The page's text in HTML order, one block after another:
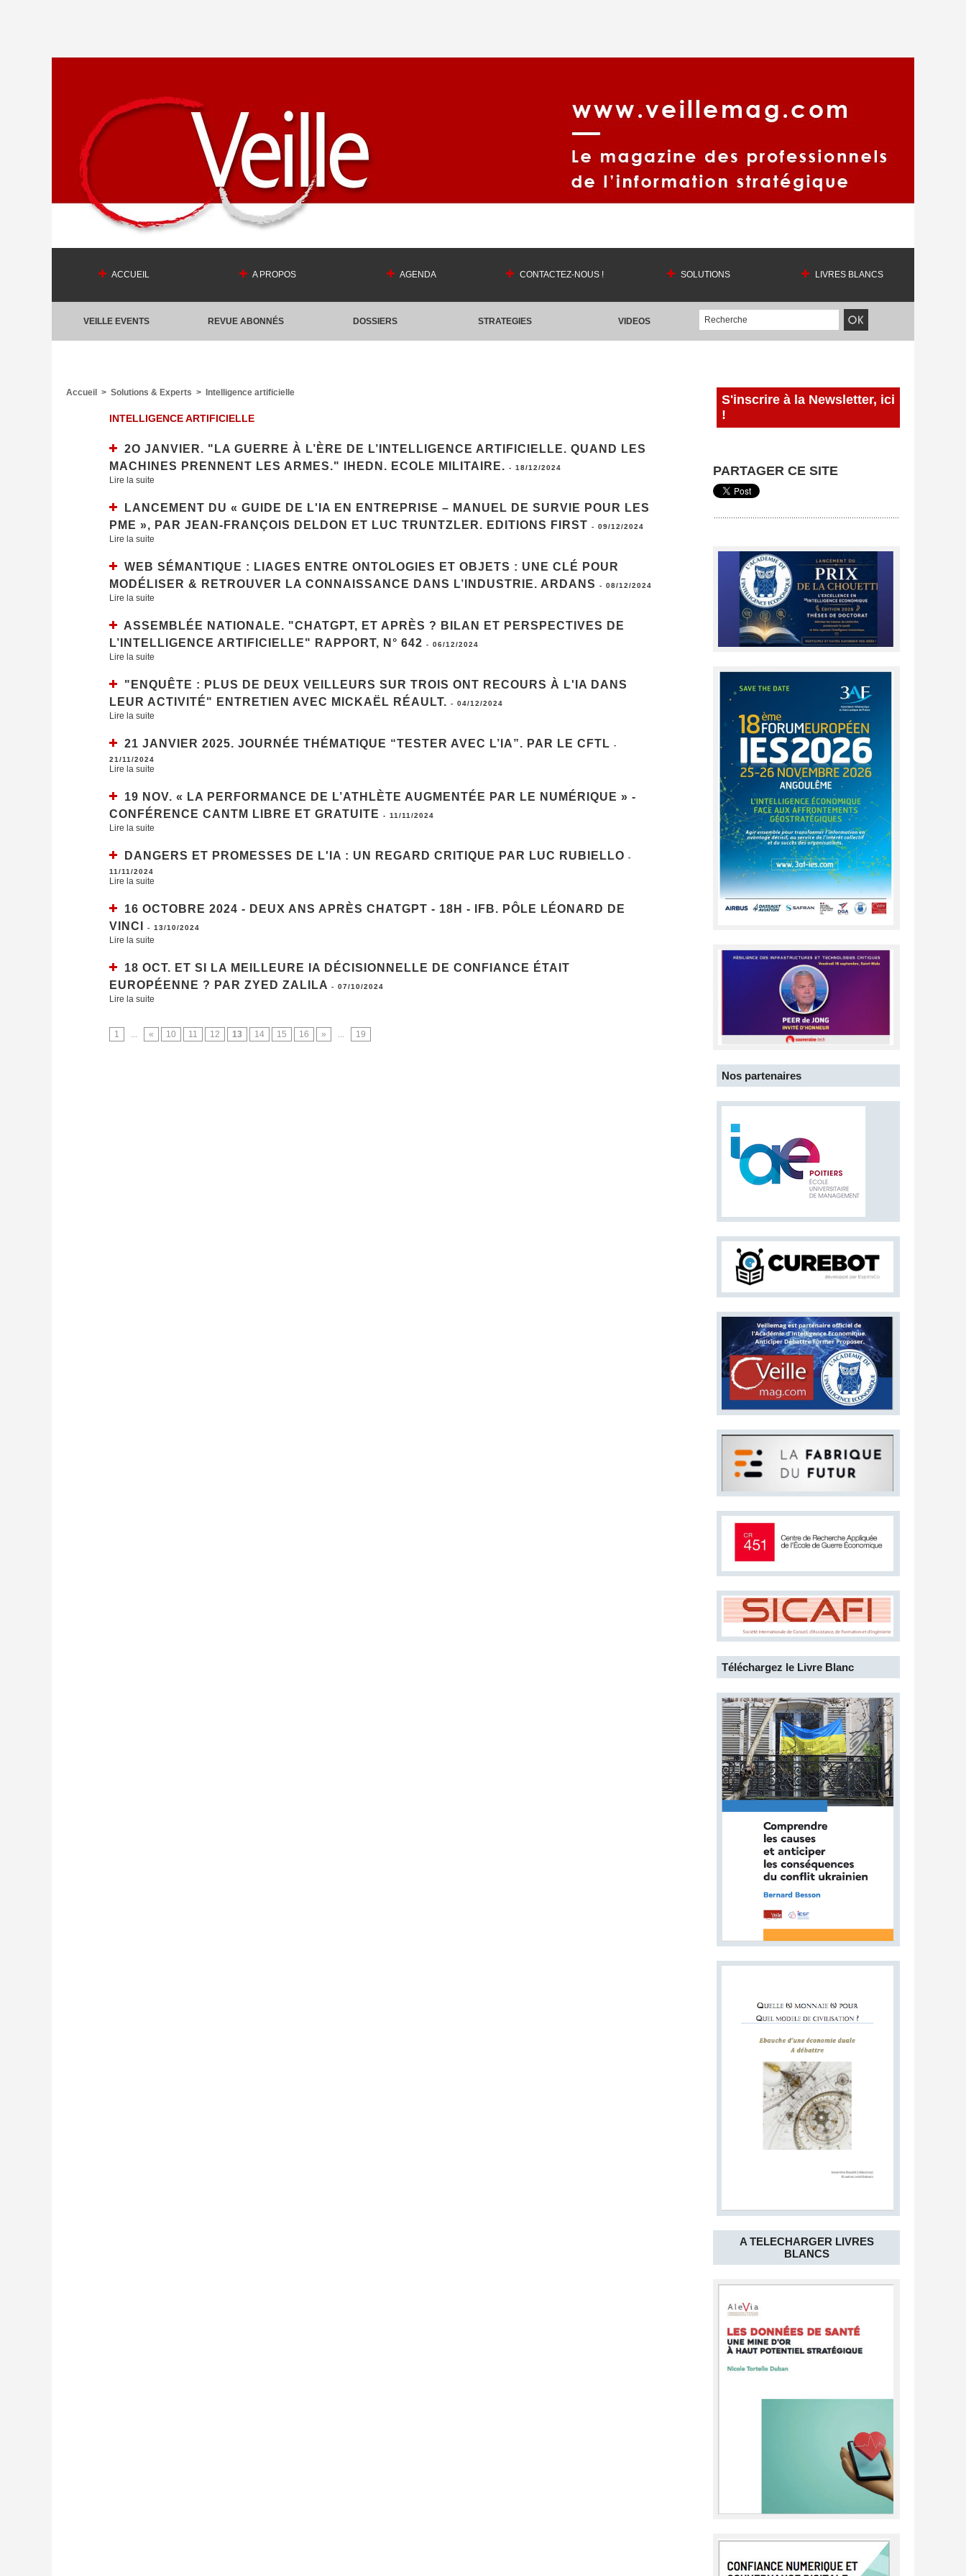
ACCUEIL A PROPOS AGENDA CONTACTEZ-NOUS ! SOLUTIONS LIVRES BLANCS
VEILLE EVENTS REVUE ABONNÉS DOSSIERS STRATEGIES VIDEOS
Accueil > Solutions & Experts > Intelligence artificielle
INTELLIGENCE ARTIFICIELLE
2O JANVIER. "LA GUERRE À L’ÈRE DE L’INTELLIGENCE ARTIFICIELLE. QUAND LES
MACHINES PRENNENT LES ARMES." IHEDN. ECOLE MILITAIRE. - 18/12/2024
Lire la suite
LANCEMENT DU « GUIDE DE L'IA EN ENTREPRISE – MANUEL DE SURVIE POUR LES
PME », PAR JEAN-FRANÇOIS DELDON ET LUC TRUNTZLER. EDITIONS FIRST - 09/12/2024
Lire la suite
WEB SÉMANTIQUE : LIAGES ENTRE ONTOLOGIES ET OBJETS : UNE CLÉ POUR
MODÉLISER & RETROUVER LA CONNAISSANCE DANS L’INDUSTRIE. ARDANS
- 08/12/2024
Lire la suite
ASSEMBLÉE NATIONALE. "CHATGPT, ET APRÈS ? BILAN ET PERSPECTIVES DE
L’INTELLIGENCE ARTIFICIELLE" RAPPORT, N° 642 - 06/12/2024
Lire la suite
"ENQUÊTE : PLUS DE DEUX VEILLEURS SUR TROIS ONT RECOURS À L'IA DANS
LEUR ACTIVITÉ" ENTRETIEN AVEC MICKAËL RÉAULT. - 04/12/2024
Lire la suite
21 JANVIER 2025. JOURNÉE THÉMATIQUE “TESTER AVEC L’IA”. PAR LE CFTL -
21/11/2024
Lire la suite
19 NOV. « LA PERFORMANCE DE L’ATHLÈTE AUGMENTÉE PAR LE NUMÉRIQUE » -
CONFÉRENCE CANTM LIBRE ET GRATUITE
- 11/11/2024
Lire la suite
DANGERS ET PROMESSES DE L'IA : UN REGARD CRITIQUE PAR LUC RUBIELLO -
11/11/2024
Lire la suite
16 OCTOBRE 2024 - DEUX ANS APRÈS CHATGPT - 18H - IFB. PÔLE LÉONARD DE
VINCI
- 13/10/2024
Lire la suite
18 OCT. ET SI LA MEILLEURE IA DÉCISIONNELLE DE CONFIANCE ÉTAIT
EUROPÉENNE ? PAR ZYED ZALILA - 07/10/2024
Lire la suite
1 ... « 10 11 12 13 14 15 16 » ... 19
S'inscrire à la Newsletter, ici
!
PARTAGER CE SITE
Nos partenaires
Téléchargez le Livre Blanc
A TELECHARGER LIVRES
BLANCS